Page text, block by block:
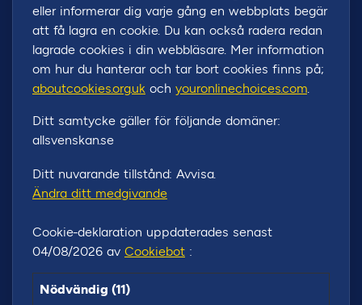
eller informerar dig varje gång en webbplats begär
att få lagra en cookie. Du kan också radera redan
lagrade cookies i din webbläsare. Mer information
om hur du hanterar och tar bort cookies finns på;
aboutcookies.org.uk och youronlinechoices.com.
Ditt samtycke gäller för följande domäner:
allsvenskan.se
Ditt nuvarande tillstånd: Avvisa.
Ändra ditt medgivande
Cookie-deklaration uppdaterades senast
04/08/2026 av Cookiebot :
Nödvändig (11)